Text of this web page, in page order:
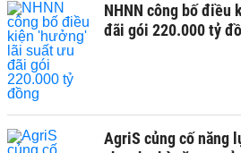
NHNN công bố điều
đãi gói 220.000 tỷ
AgriS củng cố năng